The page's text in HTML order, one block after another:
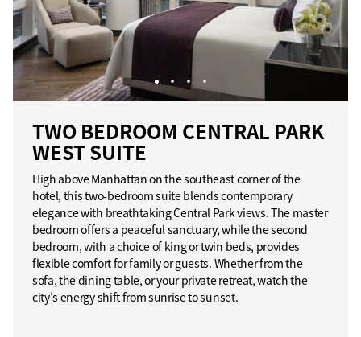
TWO BEDROOM CENTRAL PARK
WEST SUITE
High above Manhattan on the southeast corner of the
hotel, this two-bedroom suite blends contemporary
elegance with breathtaking Central Park views. The master
bedroom offers a peaceful sanctuary, while the second
bedroom, with a choice of king or twin beds, provides
flexible comfort for family or guests. Whether from the
sofa, the dining table, or your private retreat, watch the
city’s energy shift from sunrise to sunset.